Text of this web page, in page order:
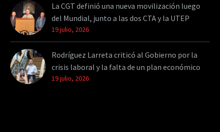
La CGT definió una nueva movilización luego
del Mundial, junto a las dos CTA y la UTEP
19 julio, 2026
Rodríguez Larreta criticó al Gobierno por la
crisis laboral y la falta de un plan económico
19 julio, 2026